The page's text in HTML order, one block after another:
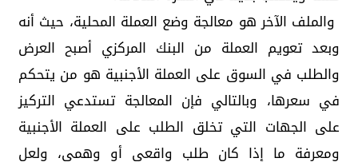
والملف الآخر هو معالجة وضع العملة المحلية، حيث أنه
وبعد تعويم العملة من البنك المركزي أصبح العرض
والطلب في السوق على العملة الأجنبية هو من يتحكم
في سعرها، وبالتالي فإن المعالجة تستدعي التركيز
على الجهات التي تخلق الطلب على العملة الأجنبية
ومعرفة ما إذا كان طلب واقعي أو وهمي، ولعل